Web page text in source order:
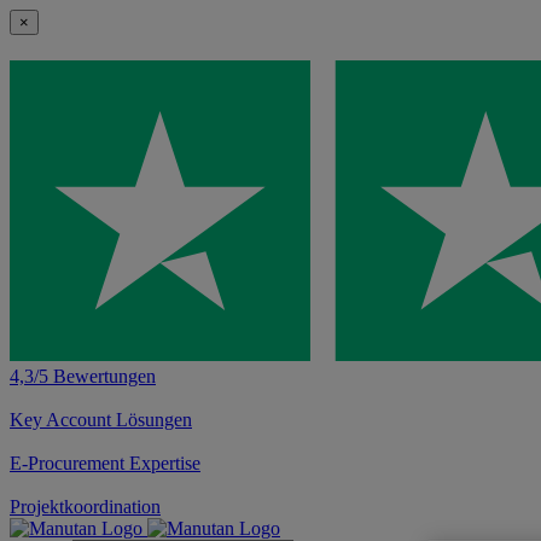
×
4,3/5 Bewertungen
Key Account Lösungen
E-Procurement Expertise
Projektkoordination